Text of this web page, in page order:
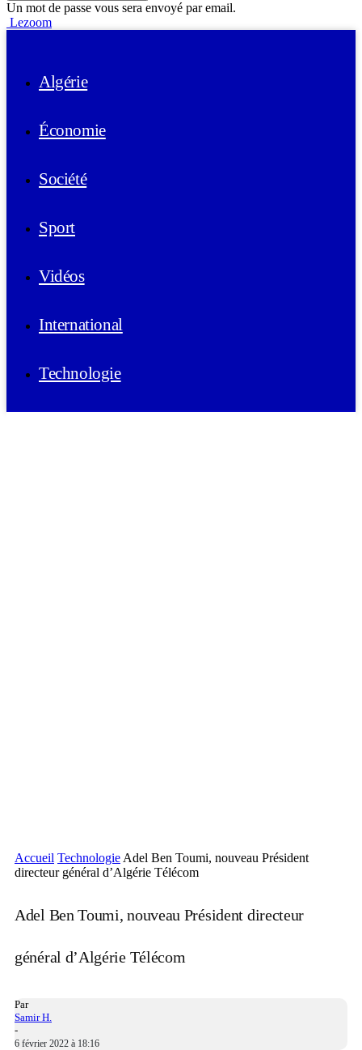
Un mot de passe vous sera envoyé par email.
Lezoom
Algérie
Économie
Société
Sport
Vidéos
International
Technologie
Accueil Technologie Adel Ben Toumi, nouveau Président
directeur général d’Algérie Télécom
Adel Ben Toumi, nouveau Président directeur
général d’Algérie Télécom
Par
Samir H.
-
6 février 2022 à 18:16